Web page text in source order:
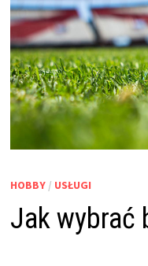
HOBBY/ USŁUGI
Jak wybrać